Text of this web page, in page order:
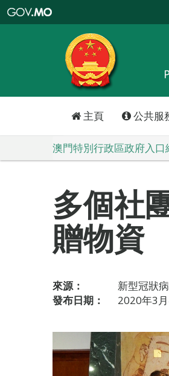
特
政
區
政
口
主頁 公共服
澳門特別行政區政府入口
多個社
贈物資
來源：
新型冠狀
發布日期：
2020年3